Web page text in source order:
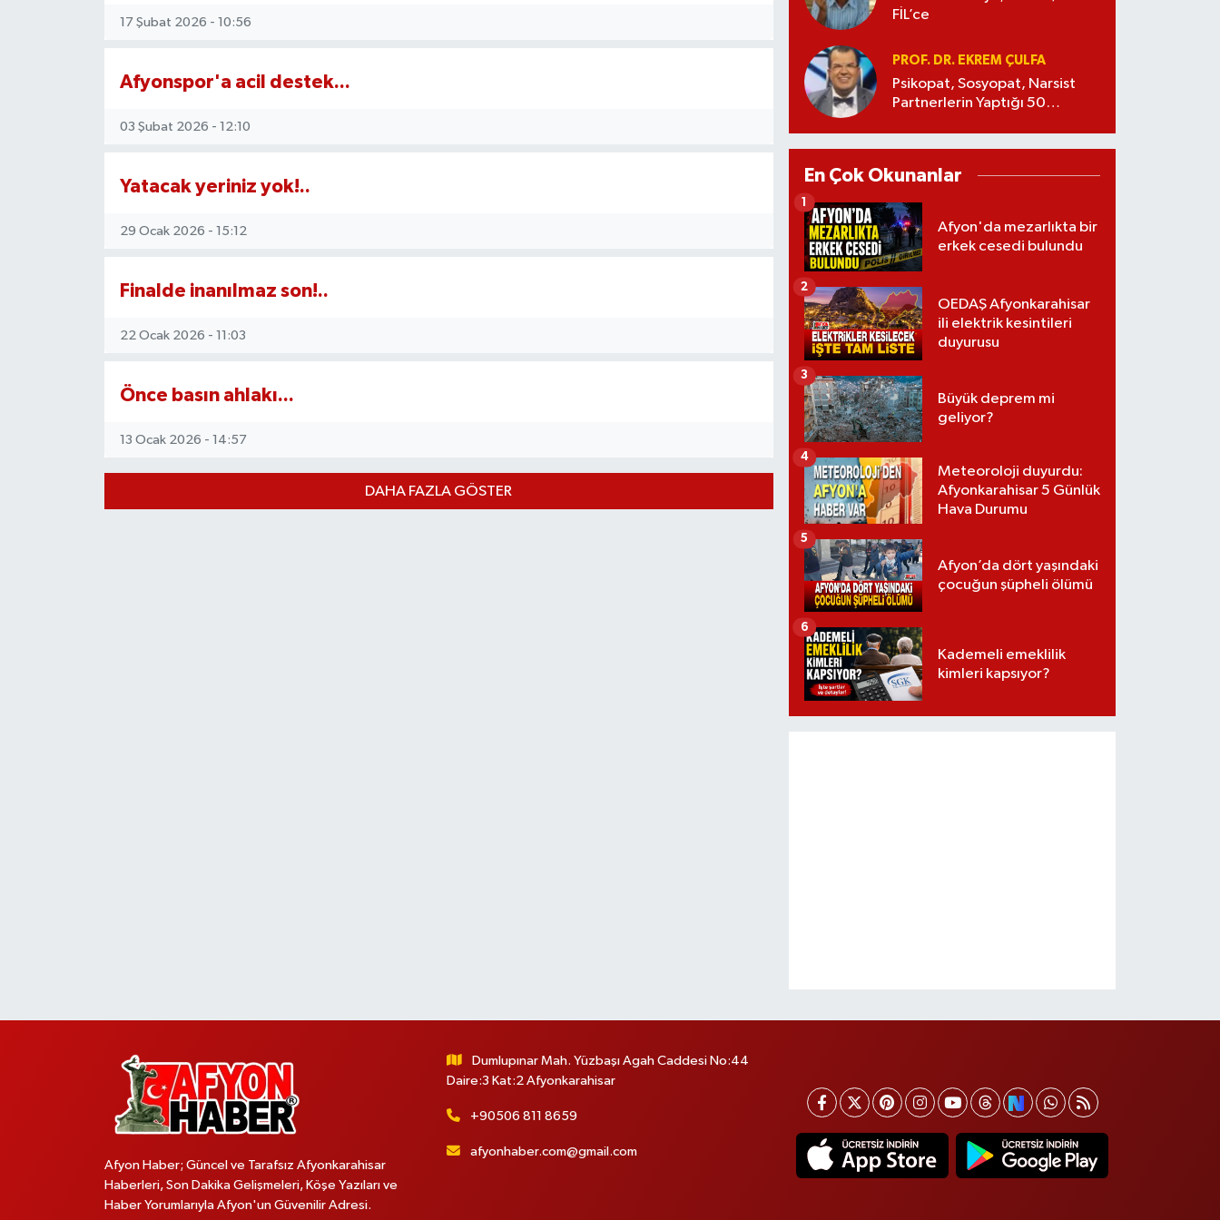
17 Şubat 2026 - 10:56
Afyonspor'a acil destek...
03 Şubat 2026 - 12:10
Yatacak yeriniz yok!..
29 Ocak 2026 - 15:12
Finalde inanılmaz son!..
22 Ocak 2026 - 11:03
Önce basın ahlakı...
13 Ocak 2026 - 14:57
DAHA FAZLA GÖSTER
FİL’ce
PROF. DR. EKREM ÇULFA
Psikopat, Sosyopat, Narsist
Partnerlerin Yaptığı 50
En Çok Okunanlar
Afyon'da mezarlıkta bir
erkek cesedi bulundu
1
OEDAŞ Afyonkarahisar
ili elektrik kesintileri
duyurusu
2
Büyük deprem mi
geliyor?
3
Meteoroloji duyurdu:
Afyonkarahisar 5 Günlük
Hava Durumu
4
Afyon’da dört yaşındaki
çocuğun şüpheli ölümü
5
Kademeli emeklilik
kimleri kapsıyor?
6
Afyon Haber; Güncel ve Tarafsız Afyonkarahisar
Haberleri, Son Dakika Gelişmeleri, Köşe Yazıları ve
Haber Yorumlarıyla Afyon'un Güvenilir Adresi.
Dumlupınar Mah. Yüzbaşı Agah Caddesi No:44
Daire:3 Kat:2 Afyonkarahisar
+90506 811 8659
afyonhaber.com@gmail.com